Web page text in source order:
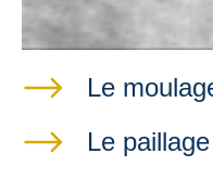
Le
Le